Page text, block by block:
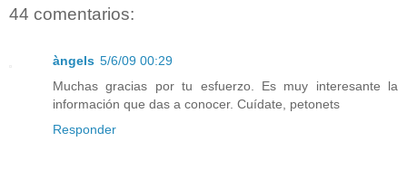
44 comentarios:
àngels 5/6/09 00:29
Muchas gracias por tu esfuerzo. Es muy interesante la
información que das a conocer. Cuídate, petonets
Responder